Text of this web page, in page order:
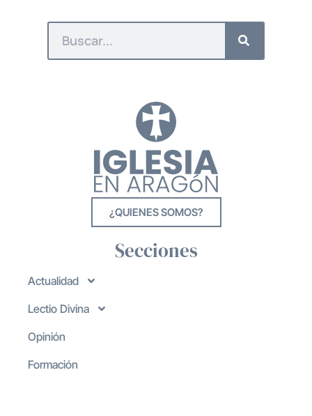
¿QUIENES SOMOS?
Secciones
Actualidad
Lectio Divina
Opinión
Formación